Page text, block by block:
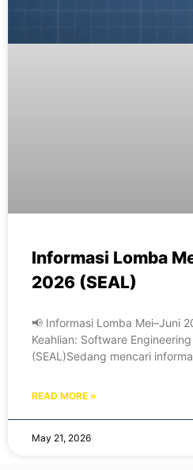
Informasi Lomba
2026 (SEAL)
📢 Informasi Lomba Mei–Juni
Keahlian: Software
(SEAL)Sedang mencari
READ MORE »
May 21, 2026